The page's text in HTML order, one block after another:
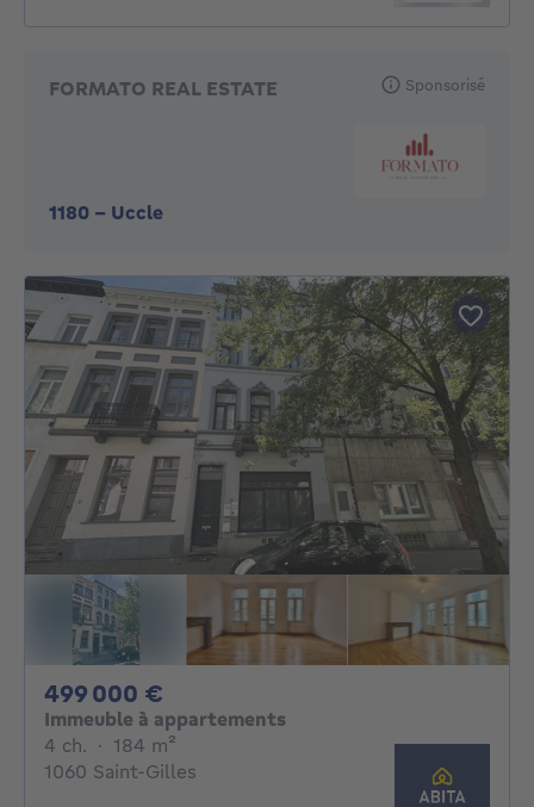
FORMATO REAL ESTATE
1180 - Uccle
Sponsorisé
499 000 €
Immeuble à appartements
4 ch. 4 chambres
· 184 m²
1060 Saint-Gilles